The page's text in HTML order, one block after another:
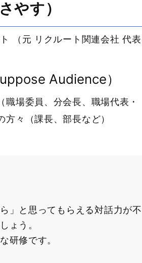
やす）
（元 リクルート関連会社 代
Audience）
場委員、分会長、職場代表・
々（課長、部長など）
」と思ってもらえる対話力が
ょう。
研修です。